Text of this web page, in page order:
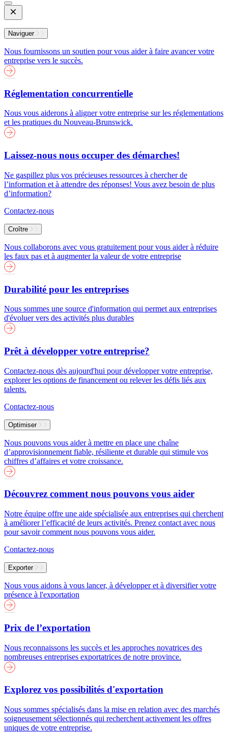
Open
Mobile
Menu
Naviguer
Nous fournissons un soutien pour vous aider à faire avancer votre
entreprise vers le succès.
Réglementation concurrentielle
Nous vous aiderons à aligner votre entreprise sur les réglementations
et les pratiques du Nouveau-Brunswick.
Laissez-nous nous occuper des démarches!
Ne gaspillez plus vos précieuses ressources à chercher de
l’information et à attendre des réponses! Vous avez besoin de plus
d’information?
Contactez-nous
Croître
Nous collaborons avec vous gratuitement pour vous aider à réduire
les faux pas et à augmenter la valeur de votre entreprise
Durabilité pour les entreprises
Nous sommes une source d'information qui permet aux entreprises
d'évoluer vers des activités plus durables
Prêt à développer votre entreprise?
Contactez-nous dès aujourd'hui pour développer votre entreprise,
explorer les options de financement ou relever les défis liés aux
talents.
Contactez-nous
Optimiser
Nous pouvons vous aider à mettre en place une chaîne
d’approvisionnement fiable, résiliente et durable qui stimule vos
chiffres d’affaires et votre croissance.
Découvrez comment nous pouvons vous aider
Notre équipe offre une aide spécialisée aux entreprises qui cherchent
à améliorer l’efficacité de leurs activités. Prenez contact avec nous
pour savoir comment nous pouvons vous aider.
Contactez-nous
Exporter
Nous vous aidons à vous lancer, à développer et à diversifier votre
présence à l'exportation
Prix de l’exportation
Nous reconnaissons les succès et les approches novatrices des
nombreuses entreprises exportatrices de notre province.
Explorez vos possibilités d'exportation
Nous sommes spécialisés dans la mise en relation avec des marchés
soigneusement sélectionnés qui recherchent activement les offres
uniques de votre entreprise.